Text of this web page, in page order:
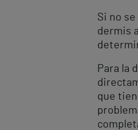
Si no
dermis
Para la
que